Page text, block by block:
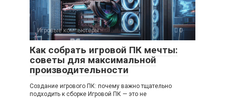
Игровые компьютеры 0
Как собрать игровой ПК мечты:
советы для максимальной
производительности
Создание игрового ПК: почему важно тщательно
подходить к сборке Игровой ПК — это не